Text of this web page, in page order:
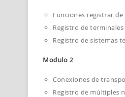
Funciones registrar
Registro de
Registro de sistemas
Modulo 2
Conexiones de
Registro de múltiples